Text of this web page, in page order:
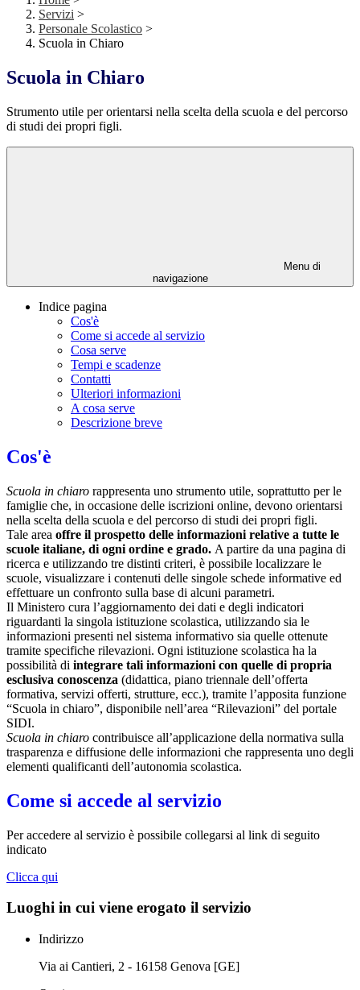
Servizi >
Personale Scolastico >
Scuola in Chiaro
Scuola in Chiaro
Strumento utile per orientarsi nella scelta della scuola e del percorso
di studi dei propri figli.
Menu di
navigazione
Indice pagina
Cos'è
Come si accede al servizio
Cosa serve
Tempi e scadenze
Contatti
Ulteriori informazioni
A cosa serve
Descrizione breve
Cos'è
Scuola in chiaro rappresenta uno strumento utile, soprattutto per le
famiglie che, in occasione delle iscrizioni online, devono orientarsi
nella scelta della scuola e del percorso di studi dei propri figli.
Tale area offre il prospetto delle informazioni relative a tutte le
scuole italiane, di ogni ordine e grado. A partire da una pagina di
ricerca e utilizzando tre distinti criteri, è possibile localizzare le
scuole, visualizzare i contenuti delle singole schede informative ed
effettuare un confronto sulla base di alcuni parametri.
Il Ministero cura l’aggiornamento dei dati e degli indicatori
riguardanti la singola istituzione scolastica, utilizzando sia le
informazioni presenti nel sistema informativo sia quelle ottenute
tramite specifiche rilevazioni. Ogni istituzione scolastica ha la
possibilità di integrare tali informazioni con quelle di propria
esclusiva conoscenza (didattica, piano triennale dell’offerta
formativa, servizi offerti, strutture, ecc.), tramite l’apposita funzione
“Scuola in chiaro”, disponibile nell’area “Rilevazioni” del portale
SIDI.
Scuola in chiaro contribuisce all’applicazione della normativa sulla
trasparenza e diffusione delle informazioni che rappresenta uno degli
elementi qualificanti dell’autonomia scolastica.
Come si accede al servizio
Per accedere al servizio è possibile collegarsi al link di seguito
indicato
Clicca qui
Luoghi in cui viene erogato il servizio
Indirizzo
Via ai Cantieri, 2 - 16158 Genova [GE]